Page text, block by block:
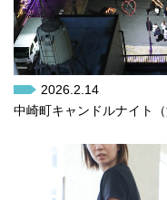
2026.2.14
中崎町キャンドルナイト（